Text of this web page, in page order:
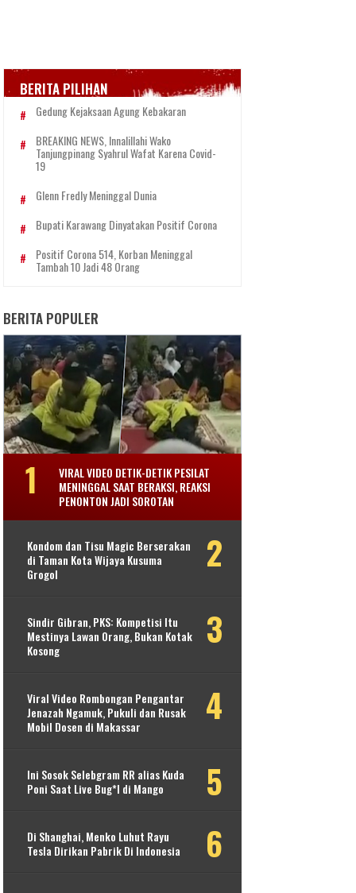
BERITA PILIHAN
Gedung Kejaksaan Agung Kebakaran
BREAKING NEWS, Innalillahi Wako
Tanjungpinang Syahrul Wafat Karena Covid-
19
Glenn Fredly Meninggal Dunia
Bupati Karawang Dinyatakan Positif Corona
Positif Corona 514, Korban Meninggal
Tambah 10 Jadi 48 Orang
BERITA POPULER
VIRAL VIDEO DETIK-DETIK PESILAT
MENINGGAL SAAT BERAKSI, REAKSI
PENONTON JADI SOROTAN
Kondom dan Tisu Magic Berserakan
di Taman Kota Wijaya Kusuma
Grogol
Sindir Gibran, PKS: Kompetisi Itu
Mestinya Lawan Orang, Bukan Kotak
Kosong
Viral Video Rombongan Pengantar
Jenazah Ngamuk, Pukuli dan Rusak
Mobil Dosen di Makassar
Ini Sosok Selebgram RR alias Kuda
Poni Saat Live Bug*l di Mango
Di Shanghai, Menko Luhut Rayu
Tesla Dirikan Pabrik Di Indonesia